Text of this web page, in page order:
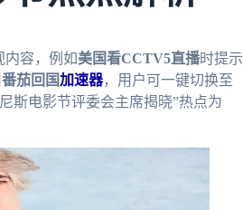
内容，例如美国看CCTV5直播时提示
番茄回国加速器，用户可一键切换至
斯电影节评委会主席揭晓”热点为